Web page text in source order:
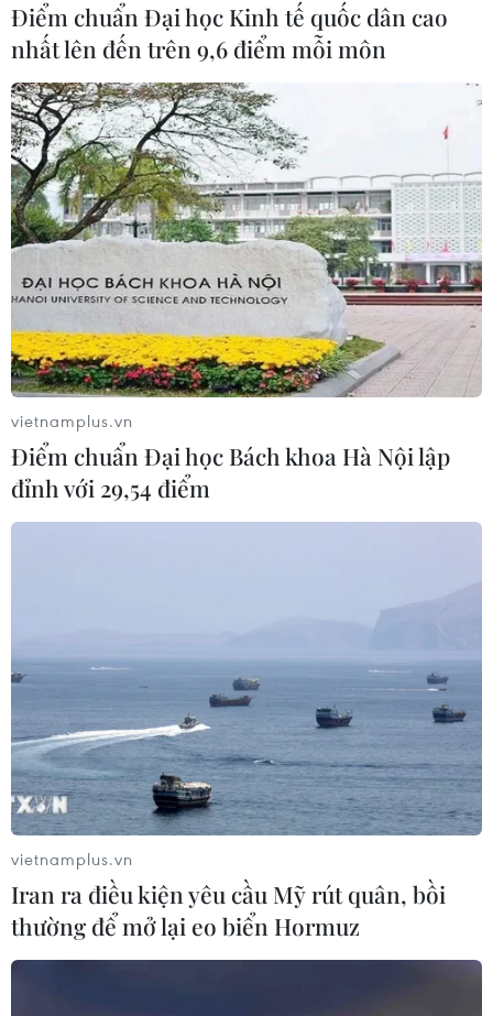
Điểm chuẩn Đại học Kinh tế quốc dân cao
nhất lên đến trên 9,6 điểm mỗi môn
vietnamplus.vn
Điểm chuẩn Đại học Bách khoa Hà Nội lập
đỉnh với 29,54 điểm
vietnamplus.vn
Iran ra điều kiện yêu cầu Mỹ rút quân, bồi
thường để mở lại eo biển Hormuz